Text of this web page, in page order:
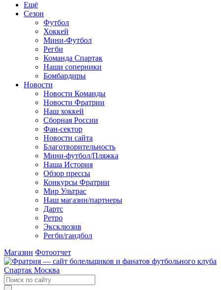
Ещё
Сезон
Футбол
Хоккей
Мини-Футбол
Регби
Команда Спартак
Наши соперники
Бомбардиры
Новости
Новости Команды
Новости Фратрии
Наш хоккей
Сборная России
Фан-cектор
Новости сайта
Благотворительность
Мини-футбол/Пляжка
Наша История
Обзор прессы
Конкурсы Фратрии
Мир Ультрас
Наш магазин/партнеры
Дартс
Ретро
Эксклюзив
Регби/гандбол
Магазин Фотоотчет